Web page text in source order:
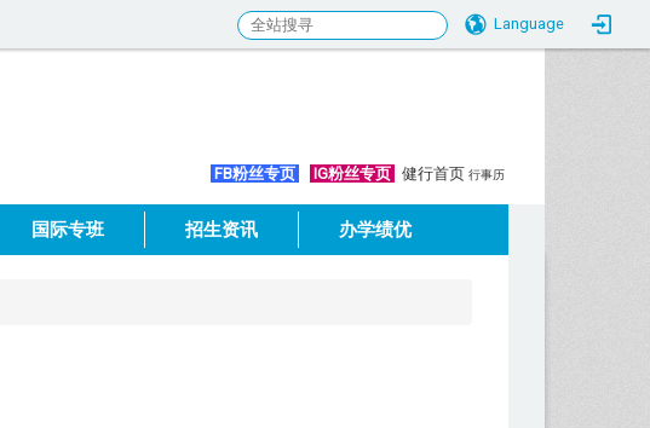
Language
FB粉丝专页 IG粉丝专页 健行首页 行事历
国际专班 招生资讯 办学绩优